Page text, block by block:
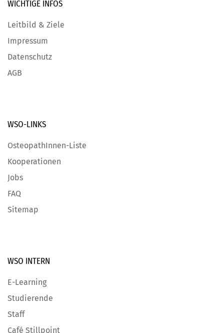
WICHTIGE INFOS
Leitbild & Ziele
Impressum
Datenschutz
AGB
WSO-LINKS
OsteopathInnen-Liste
Kooperationen
Jobs
FAQ
Sitemap
WSO INTERN
E-Learning
Studierende
Staff
Café Stillpoint